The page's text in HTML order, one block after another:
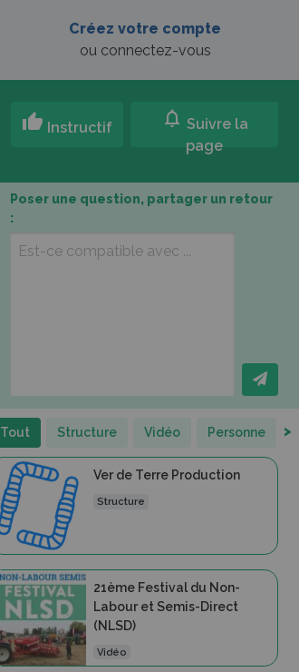
Créez votre compte
ou connectez-vous
thumb_up Instructif notifications Suivre la
page
Poser une question, partager un retour
:
Tout Structure Vidéo Personne >
Ver de Terre Production
Structure
21ème Festival du Non-
Labour et Semis-Direct
(NLSD)
Vidéo